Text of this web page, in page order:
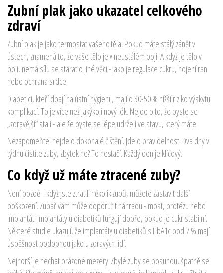
Zubní plak jako ukazatel celkového
zdraví
Zubní plak je jako termostat vašeho těla. Pokud máte stálý zánět v
ústech, znamená to, že vaše tělo je v neustálém boji. A když je tělo v
boji, nemá sílu se starat o jiné věci - jako je regulace cukru, hojení ran
nebo ochrana srdce.
Diabetici, kteří dbají na ústní hygienu, mají o 30-50 % nižší riziko výskytu
komplikací. To je více než jakýkoli nový lék. Nejde o to, že byste se
„zdravější“ stali - ale že byste se lépe udrželi ve stavu, který máte.
Nezapomeňte: nejde o dokonalé čištění. Jde o pravidelnost. Dva dny v
týdnu čistíte zuby, zbytek ne? To nestačí. Každý den je klíčový.
Co když už máte ztracené zuby?
Není pozdě. I když jste ztratili několik zubů, můžete zastavit další
poškození. Zubař vám může doporučit náhradu - most, protézu nebo
implantát. Implantáty u diabetiků fungují dobře, pokud je cukr stabilní.
Některé studie ukazují, že implantáty u diabetiků s HbA1c pod 7 % mají
úspěšnost podobnou jako u zdravých lidí.
Nejhorší je nechat prázdné mezery. Zbylé zuby se posunou, špatně se